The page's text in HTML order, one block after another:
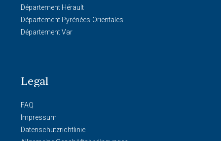
Département Hérault
Département Pyrénées-Orientales
Département Var
Legal
FAQ
Impressum
Datenschutzrichtlinie